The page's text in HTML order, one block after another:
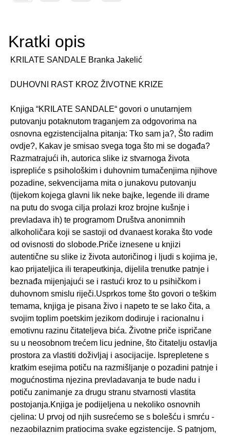
Kratki opis
KRILATE SANDALE Branka Jakelić
DUHOVNI RAST KROZ ŽIVOTNE KRIZE
Knjiga “KRILATE SANDALE“ govori o unutarnjem
putovanju potaknutom traganjem za odgovorima na
osnovna egzistencijalna pitanja: Tko sam ja?, Što radim
ovdje?, Kakav je smisao svega toga što mi se događa?
Razmatrajući ih, autorica slike iz stvarnoga života
isprepliće s psihološkim i duhovnim tumačenjima njihove
pozadine, sekvencijama mita o junakovu putovanju
(tijekom kojega glavni lik neke bajke, legende ili drame
na putu do svoga cilja prolazi kroz brojne kušnje i
prevladava ih) te programom Društva anonimnih
alkoholičara koji se sastoji od dvanaest koraka što vode
od ovisnosti do slobode.Priče iznesene u knjizi
autentične su slike iz života autoričinog i ljudi s kojima je,
kao prijateljica ili terapeutkinja, dijelila trenutke patnje i
beznađa mijenjajući se i rastući kroz to u psihičkom i
duhovnom smislu riječi.Usprkos tome što govori o teškim
temama, knjiga je pisana živo i napeto te se lako čita, a
svojim toplim poetskim jezikom dodiruje i racionalnu i
emotivnu razinu čitateljeva bića. Životne priče ispričane
su u neosobnom trećem licu jednine, što čitatelju ostavlja
prostora za vlastiti doživljaj i asocijacije. Isprepletene s
kratkim esejima potiču na razmišljanje o pozadini patnje i
mogućnostima njezina prevladavanja te bude nadu i
potiču zanimanje za drugu stranu stvarnosti vlastita
postojanja.Knjiga je podijeljena u nekoliko osnovnih
cjelina: U prvoj od njih susrećemo se s bolešću i smrću -
nezaobilaznim pratiocima svake egzistencije. S patnjom,